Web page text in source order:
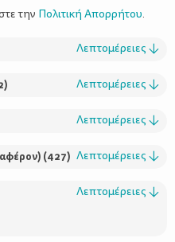
την Πολιτική Απορρήτου.
Λεπτομέρειες ↓
) Λεπτομέρειες ↓
Λεπτομέρειες ↓
(427) Λεπτομέρειες ↓
Λεπτομέρειες ↓